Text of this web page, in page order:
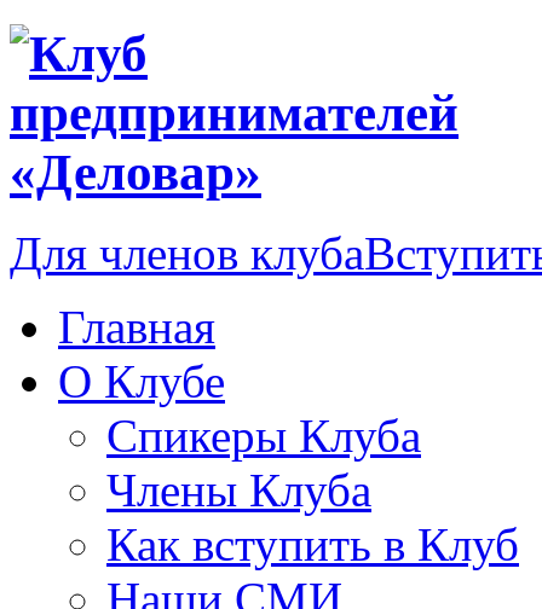
Для членов клуба
Главная
О Клубе
Спикеры Клуба
Члены Клуба
Как вступить в Клуб
Наши СМИ